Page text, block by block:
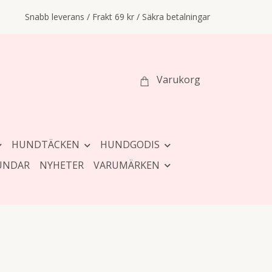
Snabb leverans / Frakt 69 kr / Säkra betalningar
Varukorg
HUNDTÄCKEN
HUNDGODIS
NYHETER VARUMÄRKEN